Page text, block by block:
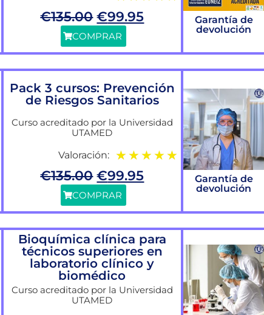
€135.00 €99.95
COMPRAR
Garantía de
devolución
Pack 3 cursos: Prevención
de Riesgos Sanitarios
Curso acreditado por la Universidad
UTAMED
Valoración: ★ ★ ★ ★ ★
€135.00 €99.95
COMPRAR
Garantía de
devolución
Bioquímica clínica para
técnicos superiores en
laboratorio clínico y
biomédico
Curso acreditado por la Universidad
UTAMED